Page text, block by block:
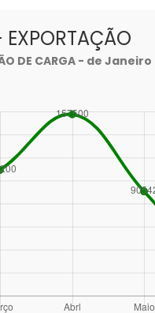
EXPORTAÇÃO
DE CARGA - de